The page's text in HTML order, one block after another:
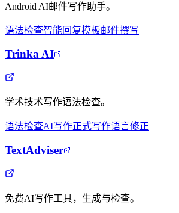
Android AI邮件写作助手。
语法检查智能回复模板邮件撰写
Trinka AI
学术技术写作语法检查。
语法检查AI写作正式写作语言修正
TextAdviser
免费AI写作工具，生成与检查。